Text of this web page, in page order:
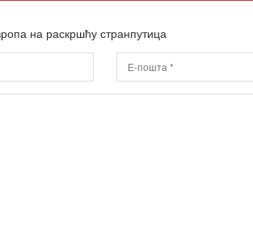
на раскршћу странпутица